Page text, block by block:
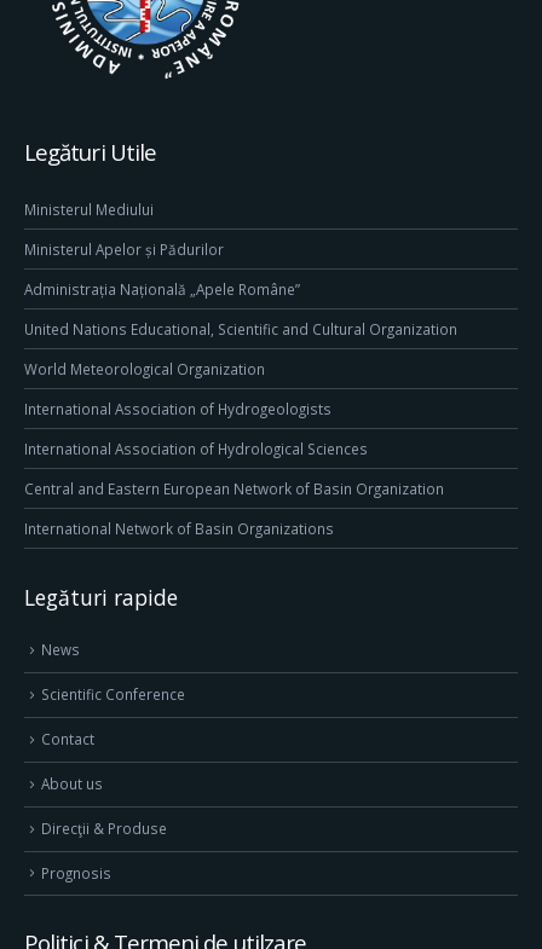
Legături Utile
Ministerul Mediului
Ministerul Apelor și Pădurilor
Administrația Națională „Apele Române”
United Nations Educational, Scientific and Cultural Organization
World Meteorological Organization
International Association of Hydrogeologists
International Association of Hydrological Sciences
Central and Eastern European Network of Basin Organization
International Network of Basin Organizations
Legături rapide
News
Scientific Conference
Contact
About us
Direcţii & Produse
Prognosis
Politici & Termeni de utilzare